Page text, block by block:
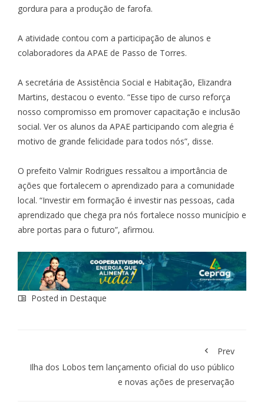
gordura para a produção de farofa.
A atividade contou com a participação de alunos e
colaboradores da APAE de Passo de Torres.
A secretária de Assistência Social e Habitação, Elizandra
Martins, destacou o evento. “Esse tipo de curso reforça
nosso compromisso em promover capacitação e inclusão
social. Ver os alunos da APAE participando com alegria é
motivo de grande felicidade para todos nós”, disse.
O prefeito Valmir Rodrigues ressaltou a importância de
ações que fortalecem o aprendizado para a comunidade
local. “Investir em formação é investir nas pessoas, cada
aprendizado que chega pra nós fortalece nosso município e
abre portas para o futuro”, afirmou.
Posted in Destaque
Prev
Ilha dos Lobos tem lançamento oficial do uso público
e novas ações de preservação